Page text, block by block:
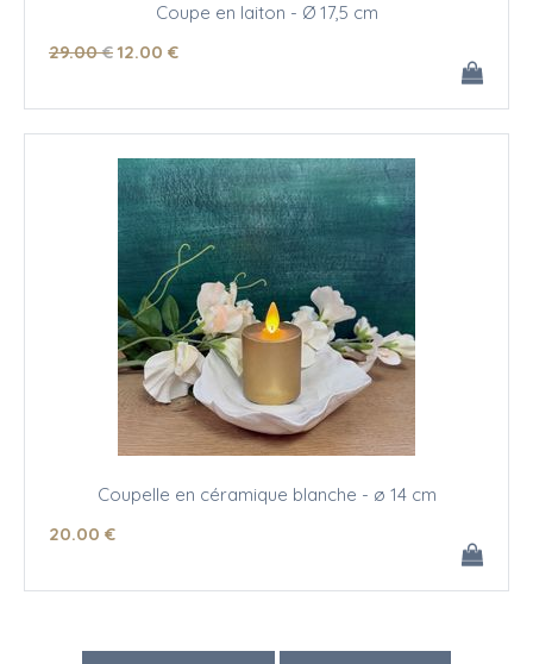
Coupe en laiton - Ø 17,5 cm
29.00 €12.00 €
Coupelle en céramique blanche - ø 14 cm
20.00 €